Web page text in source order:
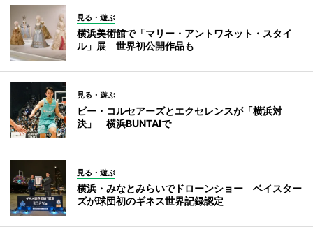
見る・遊ぶ
横浜美術館で「マリー・アントワネット・スタイ
ル」展 世界初公開作品も
見る・遊ぶ
ビー・コルセアーズとエクセレンスが「横浜対
決」 横浜BUNTAIで
見る・遊ぶ
横浜・みなとみらいでドローンショー ベイスター
ズが球団初のギネス世界記録認定